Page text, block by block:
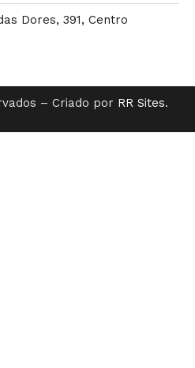
Dores, 391, Centro
– Criado por RR Sites.